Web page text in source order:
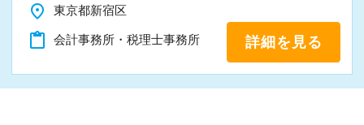
place 東京都新宿区
content_paste 会計事務所・税理士事務所 詳細を見る